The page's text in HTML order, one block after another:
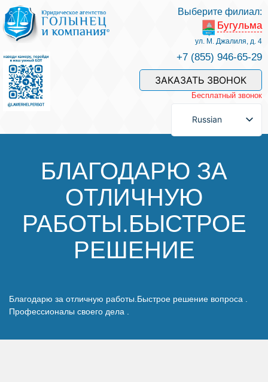
Услуги и наши специалисты
Оплата услуг
Задать вопрос
Полезные статьи
Видео о нас
Выберите филиал:
Бугульма
ул. М. Джалиля, д. 4
+7 (855) 946-65-29
ЗАКАЗАТЬ ЗВОНОК
Бесплатный звонок
Russian
БЛАГОДАРЮ ЗА
ОТЛИЧНУЮ
РАБОТЫ.БЫСТРОЕ
РЕШЕНИЕ
Благодарю за отличную работы.Быстрое решение вопроса .
Профессионалы своего дела .